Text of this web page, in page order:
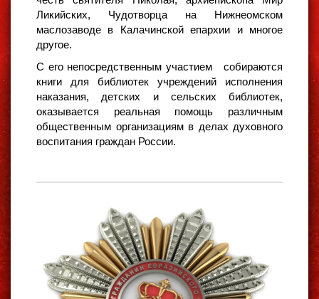
Ликийских, Чудотворца на Нижнеомском
маслозаводе в Калачинской епархии и многое
другое.
С его непосредственным участием собираются
книги для библиотек учреждений исполнения
наказания, детских и сельских библиотек,
оказывается реальная помощь различным
общественным организациям в делах духовного
воспитания граждан России.